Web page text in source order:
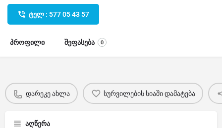
ტელ : 577 05 43 57
პროფილი შეფასება 0
დარეკე ახლა სურვილების სიაში დამატება
აღწერა